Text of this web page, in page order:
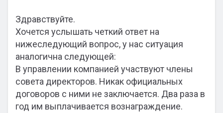
Здравствуйте.
Хочется услышать четкий ответ на
нижеследующий вопрос, у нас ситуация
аналогична следующей:
В управлении компанией участвуют члены
совета директоров. Никак официальных
договоров с ними не заключается. Два раза в
год им выплачивается вознаграждение.